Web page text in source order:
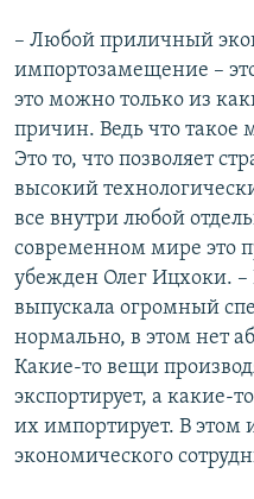
– Любой приличный
импортозамещение –
это можно только из
причин. Ведь что такое
Это то, что позволяет
высокий
все внутри любой
современном мире это
убежден Олег Ицхоки. –
выпускала огромный
нормально, в этом нет
Какие-то вещи
экспортирует, а какие-
их импортирует. В этом
экономического